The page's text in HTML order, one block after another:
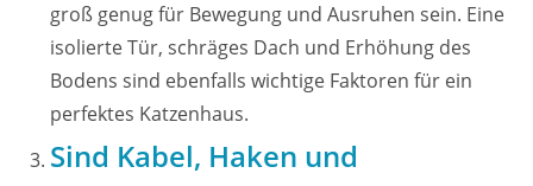
groß genug für Bewegung und Ausruhen sein. Eine
isolierte Tür, schräges Dach und Erhöhung des
Bodens sind ebenfalls wichtige Faktoren für ein
perfektes Katzenhaus.
Sind Kabel, Haken und